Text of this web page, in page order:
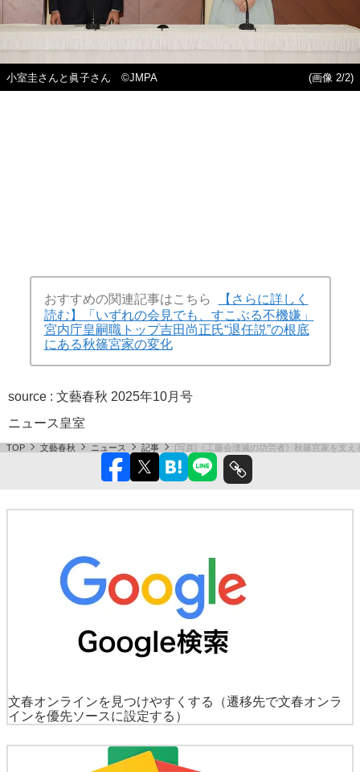
小室圭さんと眞子さん ©JMPA (画像 2/2)
おすすめの関連記事はこちら
【さらに詳しく
読む】「いずれの会見でも、すこぶる不機嫌」
宮内庁皇嗣職トップ吉田尚正氏“退任説”の根底
にある秋篠宮家の変化
source : 文藝春秋 2025年10月号
ニュース皇室
TOP 文藝春秋 ニュース 記事 [写真]《工藤会壊滅の功労者》秋篠宮家を支
文春オンラインを見つけやすくする
（遷移先で文春オンラ
インを優先ソースに設定する）